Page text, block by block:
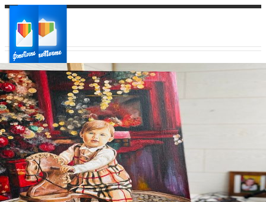
Ваш город:
Ваш регион доставки
Выберите из списка: